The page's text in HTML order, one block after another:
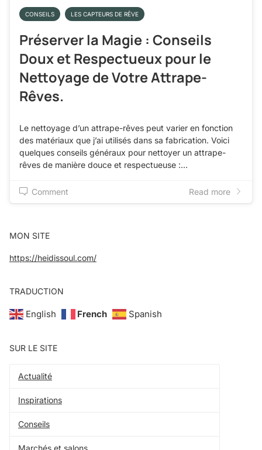
CONSEILS LES CAPTEURS DE RÊVE
Préserver la Magie : Conseils
Doux et Respectueux pour le
Nettoyage de Votre Attrape-
Rêves.
Le nettoyage d’un attrape-rêves peut varier en fonction
des matériaux que j’ai utilisés dans sa fabrication. Voici
quelques conseils généraux pour nettoyer un attrape-
rêves de manière douce et respectueuse :…
Comment Read more
MON SITE
https://heidissoul.com/
TRADUCTION
English French Spanish
SUR LE SITE
Actualité
Inspirations
Conseils